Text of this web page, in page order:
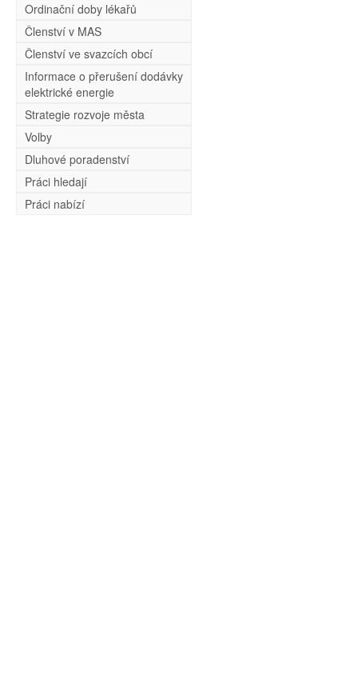
Ordinační doby lékařů
Členství v MAS
Členství ve svazcích obcí
Informace o přerušení dodávky
elektrické energie
Strategie rozvoje města
Volby
Dluhové poradenství
Práci hledají
Práci nabízí